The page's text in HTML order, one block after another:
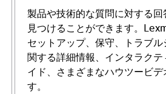
製品や技術的な質問に対する
見つけることができます。
セットアップ、保守、トラブ
関する詳細情報、インタラク
イド、さまざまなハウツービデ
す。